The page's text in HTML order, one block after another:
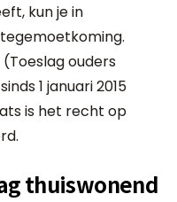
kun je in
(Toeslag ouders
1 januari 2015
is het recht op
thuiswonend